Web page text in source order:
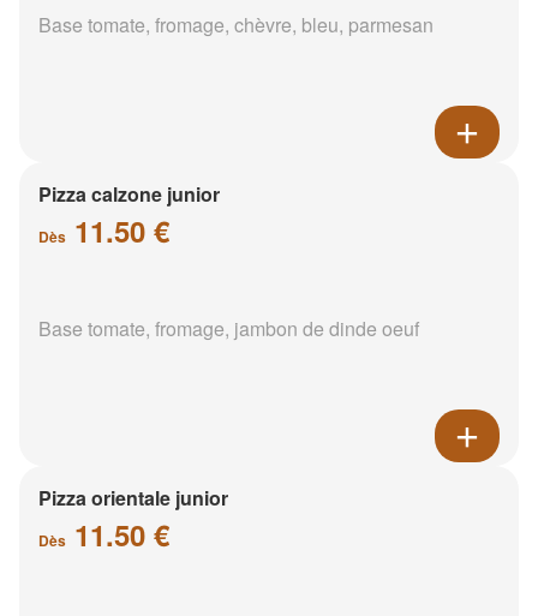
Base tomate, fromage, chèvre, bleu, parmesan
Pizza calzone junior
Dès 11.50 €
Base tomate, fromage, jambon de dinde oeuf
Pizza orientale junior
Dès 11.50 €